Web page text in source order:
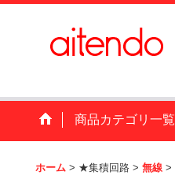
商品カテゴリ一覧
ホーム > ★集積回路 > 無線 >